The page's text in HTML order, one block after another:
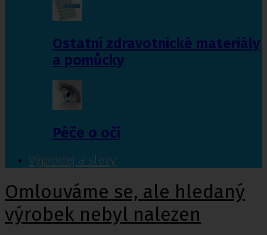
Ostatní zdravotnické materiály
a pomůcky
Péče o oči
Výprodej a slevy
Omlouváme se, ale hledaný
výrobek nebyl nalezen